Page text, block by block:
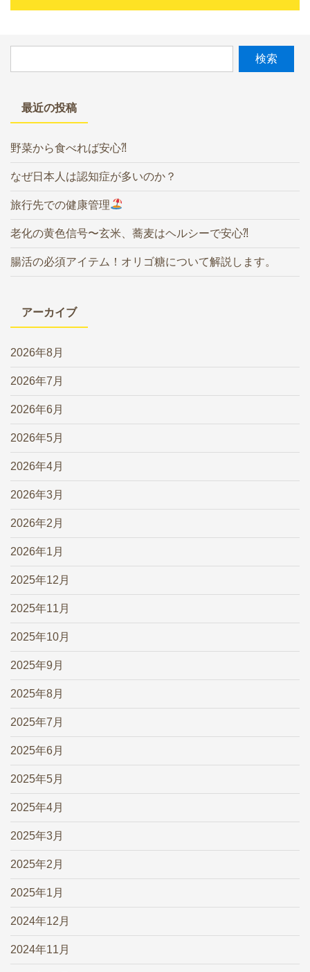
最近の投稿
野菜から食べれば安心⁈
なぜ日本人は認知症が多いのか？
旅行先での健康管理
老化の黄色信号〜玄米、蕎麦はヘルシーで安心⁈
腸活の必須アイテム！オリゴ糖について解説します。
アーカイブ
2026年8月
2026年7月
2026年6月
2026年5月
2026年4月
2026年3月
2026年2月
2026年1月
2025年12月
2025年11月
2025年10月
2025年9月
2025年8月
2025年7月
2025年6月
2025年5月
2025年4月
2025年3月
2025年2月
2025年1月
2024年12月
2024年11月